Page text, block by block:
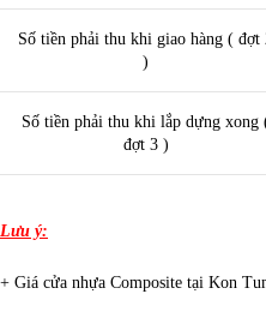
Số tiền phải thu khi giao hàng ( đợt
)
Số tiền phải thu khi lắp dựng xong
đợt 3 )
Lưu ý:
+ Giá cửa nhựa Composite tại Kon